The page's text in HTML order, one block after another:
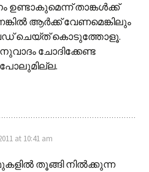
ഉണ്ടാകുമെന്ന് താങ്കൾക്ക്
ആർക്ക് വേണമെങ്കിലും
ചെയ്ത് കൊടുത്തോളൂ.
ചോദിക്കേണ്ട
at 10:41 am
തൂങ്ങി നില്‍ക്കുന്ന